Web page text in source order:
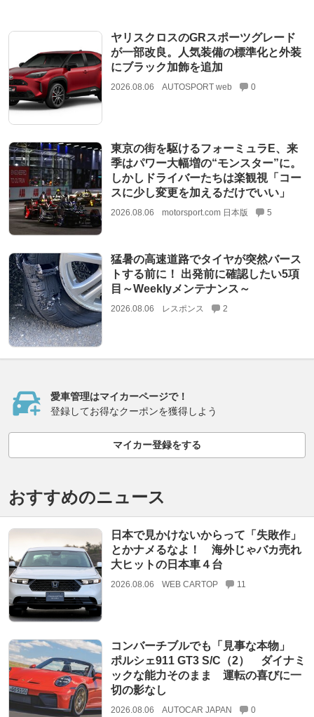
ヤリスクロスのGRスポーツグレード
が一部改良。人気装備の標準化と外装
にブラック加飾を追加
2026.08.06 AUTOSPORT web 0
東京の街を駆けるフォーミュラE、来
季はパワー大幅増の“モンスター”に。
しかしドライバーたちは楽観視「コー
スに少し変更を加えるだけでいい」
2026.08.06 motorsport.com 日本版 5
猛暑の高速道路でタイヤが突然バース
トする前に！ 出発前に確認したい5項
目～Weeklyメンテナンス～
2026.08.06 レスポンス 2
愛車管理はマイカーページで！
登録してお得なクーポンを獲得しよう
マイカー登録をする
おすすめのニュース
日本で見かけないからって「失敗作」
とかナメるなよ！ 海外じゃバカ売れ
大ヒットの日本車４台
2026.08.06 WEB CARTOP 11
コンバーチブルでも「見事な本物」
ポルシェ911 GT3 S/C（2） ダイナミ
ックな能力そのまま 運転の喜びに一
切の影なし
2026.08.06 AUTOCAR JAPAN 0